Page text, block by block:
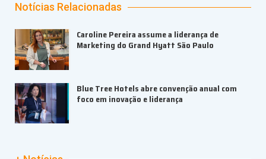
Notícias Relacionadas
Caroline Pereira assume a liderança de
Marketing do Grand Hyatt São Paulo
Blue Tree Hotels abre convenção anual com
foco em inovação e liderança